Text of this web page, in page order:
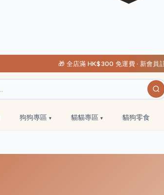
🎁 全店滿 HK$300 免運費 · 新會員
狗狗專區 貓貓專區 貓狗零食